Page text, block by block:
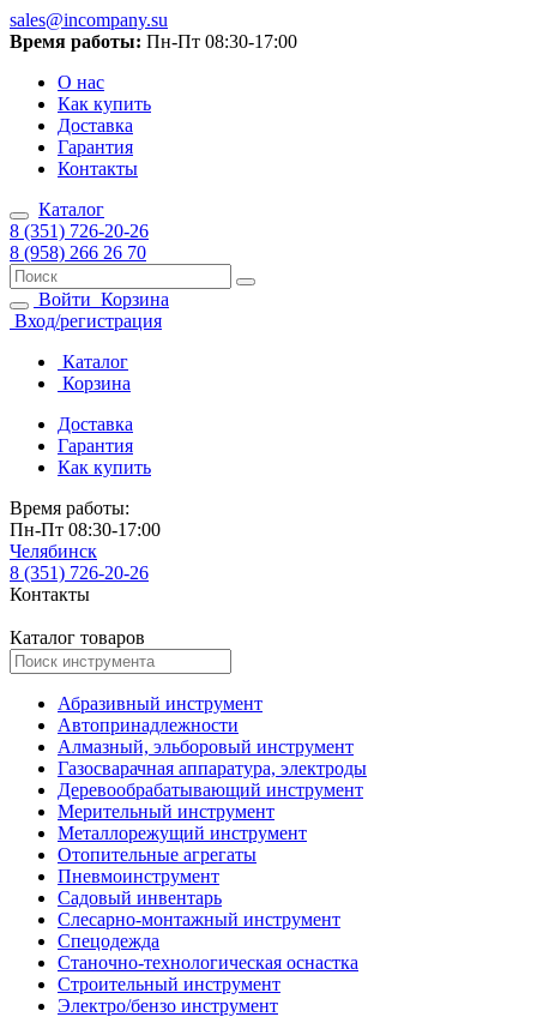
sales@incompany.su
Время работы: Пн-Пт 08:30-17:00
О нас
Как купить
Доставка
Гарантия
Контакты
Каталог
8 (351) 726-20-26
8 (958) 266 26 70
Войти Корзина
Вход/регистрация
Каталог
Корзина
Доставка
Гарантия
Как купить
Время работы:
Пн-Пт 08:30-17:00
Челябинск
8 (351) 726-20-26
Контакты
Каталог товаров
Абразивный инструмент
Автопринадлежности
Алмазный, эльборовый инструмент
Газосварачная аппаратура, электроды
Деревообрабатывающий инструмент
Мерительный инструмент
Металлорежущий инструмент
Отопительные агрегаты
Пневмоинструмент
Садовый инвентарь
Слесарно-монтажный инструмент
Спецодежда
Станочно-технологическая оснастка
Строительный инструмент
Электро/бензо инструмент